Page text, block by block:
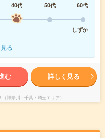
40代 50代
60代
しずか
る
む 詳しく見る
神奈川・千葉・埼玉エリア）